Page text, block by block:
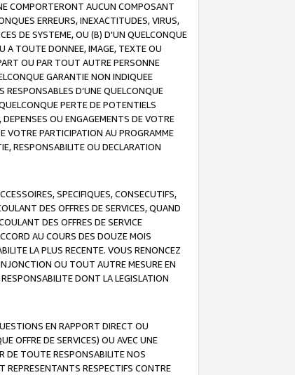
COMPORTERONT AUCUN COMPOSANT
ERREURS, INEXACTITUDES, VIRUS,
DE SYSTEME, OU (B) D'UN QUELCONQUE
A TOUTE DONNEE, IMAGE, TEXTE OU
OU PAR TOUT AUTRE PERSONNE
GARANTIE NON INDIQUEE
D’UNE QUELCONQUE
PERTE DE POTENTIELS
OU ENGAGEMENTS DE VOTRE
VOTRE PARTICIPATION AU PROGRAMME
RESPONSABILITE OU DECLARATION
SPECIFIQUES, CONSECUTIFS,
DES OFFRES DE SERVICES, QUAND
DES OFFRES DE SERVICE
AU COURS DES DOUZE MOIS
LA PLUS RECENTE. VOUS RENONCEZ
OU TOUT AUTRE MESURE EN
DONT LA LEGISLATION
EN RAPPORT DIRECT OU
OFFRE DE SERVICES) OU AVEC UNE
DE TOUTE RESPONSABILITE NOS
REPRESENTANTS RESPECTIFS CONTRE